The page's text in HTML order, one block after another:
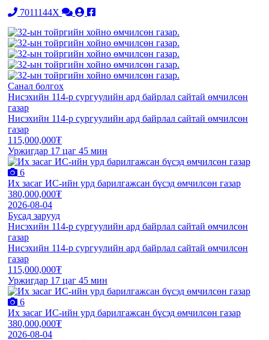
7011144X
Санал болгох
Нисэхийн 114-р сургуулийн ард байрлал сайтай өмчилсөн
газар
Нисэхийн 114-р сургуулийн ард байрлал сайтай өмчилсөн
газар
115,000,000₮
Уржигдар 17 цаг 45 мин
6
Их засаг ИС-ийн урд барилгажсан бүсэд өмчилсөн газар
380,000,000₮
2026-08-04
Бусад зарууд
Нисэхийн 114-р сургуулийн ард байрлал сайтай өмчилсөн
газар
Нисэхийн 114-р сургуулийн ард байрлал сайтай өмчилсөн
газар
115,000,000₮
Уржигдар 17 цаг 45 мин
6
Их засаг ИС-ийн урд барилгажсан бүсэд өмчилсөн газар
380,000,000₮
2026-08-04